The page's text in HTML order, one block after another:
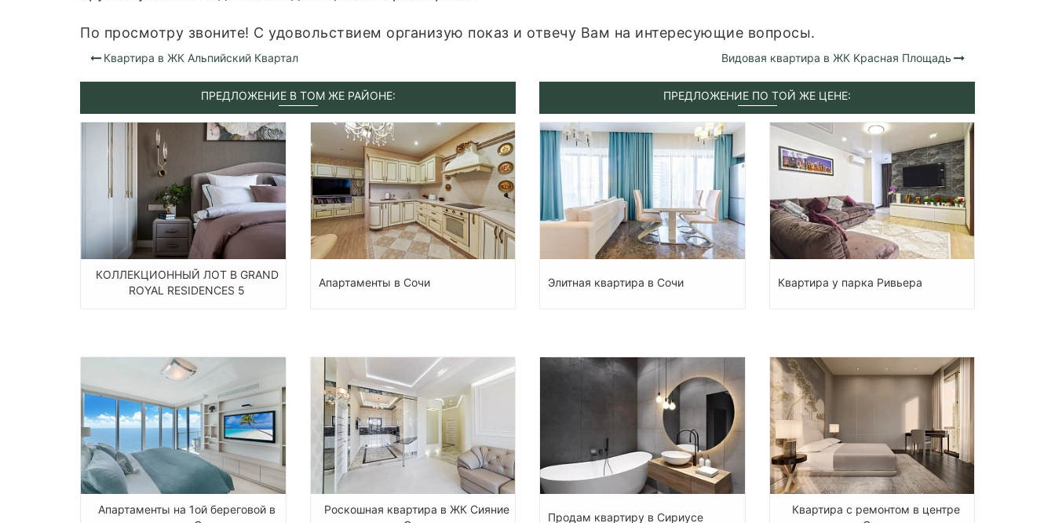
По просмотру звоните! С удовольствием организую показ и отвечу Вам на интересующие вопросы.
Квартира в ЖК Альпийский Квартал Видовая квартиpа в ЖК Kраснaя Плoщaдь
ПРЕДЛОЖЕНИЕ В ТОМ ЖЕ РАЙОНЕ:
КОЛЛЕКЦИОННЫЙ ЛОТ В GRAND
ROYAL RESIDENCES 5
Апартаменты в Сочи
Апартаменты на 1ой береговой в
Роскошная квартира в ЖК Сияние
ПРЕДЛОЖЕНИЕ ПО ТОЙ ЖЕ ЦЕНЕ:
Элитная квартира в Сочи Квартира у парка Ривьера
Продам квартиру в Сириусе
Квартира с ремонтом в центре